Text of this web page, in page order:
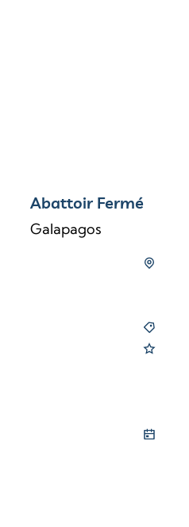
Abattoir Fermé
Galapagos